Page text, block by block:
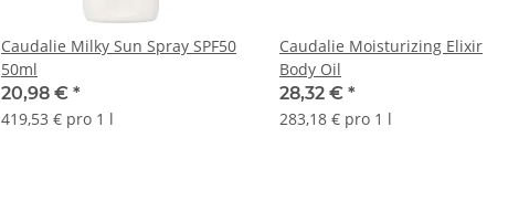
Caudalie Milky Sun Spray SPF50
50ml
20,98 € *
419,53 € pro 1 l
Caudalie Moisturizing Elixir
Body Oil
28,32 € *
283,18 € pro 1 l